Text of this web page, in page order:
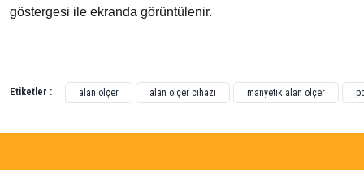
göstergesi ile ekranda görüntülenir.
Görüş ve önerileriniz için teşekkür ederiz.
Ürün resmi kalitesiz, bozuk veya görüntülenemiyor.
Etiketler : alan ölçer alan ölçer cihazı manyetik alan ölçer